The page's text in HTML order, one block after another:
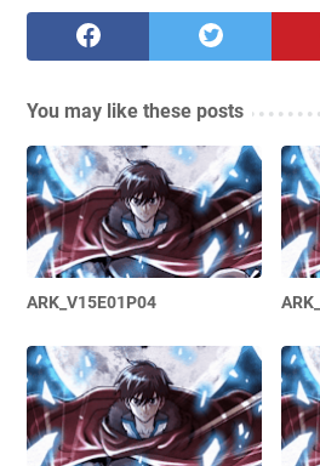
You may like these posts
ARK_V15E01P04